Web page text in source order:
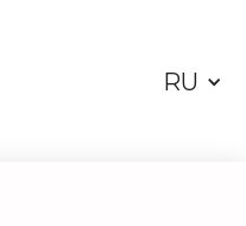
RU